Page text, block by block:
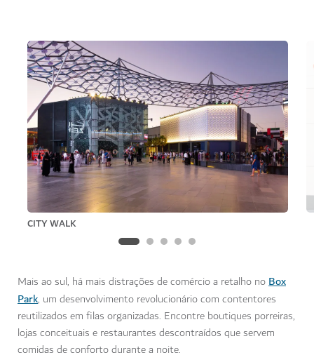
CITY WALK
Mais ao sul, há mais distrações de comércio a retalho noBox
Park, um desenvolvimento revolucionário com contentores
reutilizados em filas organizadas. Encontre boutiques porreiras,
lojas conceituais e restaurantes descontraídos que servem
comidas de conforto durante a noite.